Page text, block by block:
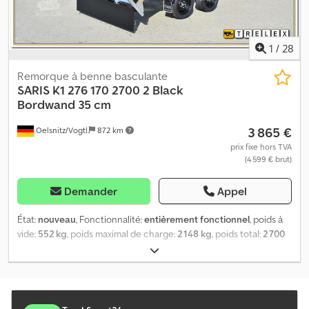
1 / 28
Oelsnitz/Vogtl. 872 km
Remorque à benne basculante
SARIS K1 276 170 2700 2 Black
Bordwand 35 cm
3 865 €
prix fixe hors TVA
(4 599 € brut)
Demander Appel
État: nouveau, Fonctionnalité:entièrement fonctionnel, poids à
vide: 552 kg , poids maximal de charge: 2 148 kg , poids total: 2 700
2 essieux
chargement:2 760 mm, largeur de l’espace de chargement:1 700
pneus:195/50R13, couleur:noir, SARIS Benne Basculante K1 276
170 2700 2 Tandem 2700 kg - VÉHICULE NEUF - Offre véhicule en